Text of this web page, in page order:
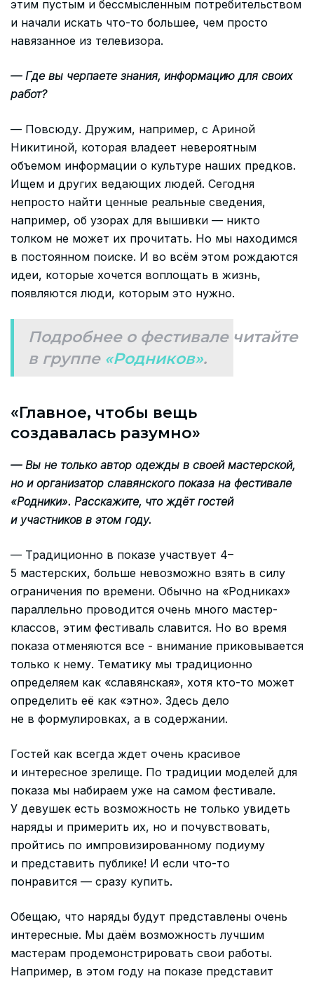
этим пустым и бессмысленным потребительством
и начали искать что-то большее, чем просто
навязанное из телевизора.
— Где вы черпаете знания, информацию для своих
работ?
— Повсюду. Дружим, например, с Ариной
Никитиной, которая владеет невероятным
объемом информации о культуре наших предков.
Ищем и других ведающих людей. Сегодня
непросто найти ценные реальные сведения,
например, об узорах для вышивки — никто
толком не может их прочитать. Но мы находимся
в постоянном поиске. И во всём этом рождаются
идеи, которые хочется воплощать в жизнь,
появляются люди, которым это нужно.
Подробнее о фестивале читайте
в группе «Родников».
«Главное, чтобы вещь
создавалась разумно»
— Вы не только автор одежды в своей мастерской,
но и организатор славянского показа на фестивале
«Родники». Расскажите, что ждёт гостей
и участников в этом году.
— Традиционно в показе участвует 4–
5 мастерских, больше невозможно взять в силу
ограничения по времени. Обычно на «Родниках»
параллельно проводится очень много мастер-
классов, этим фестиваль славится. Но во время
показа отменяются все - внимание приковывается
только к нему. Тематику мы традиционно
определяем как «славянская», хотя кто-то может
определить её как «этно». Здесь дело
не в формулировках, а в содержании.
Гостей как всегда ждет очень красивое
и интересное зрелище. По традиции моделей для
показа мы набираем уже на самом фестивале.
У девушек есть возможность не только увидеть
наряды и примерить их, но и почувствовать,
пройтись по импровизированному подиуму
и представить публике! И если что-то
понравится — сразу купить.
Обещаю, что наряды будут представлены очень
интересные. Мы даём возможность лучшим
мастерам продемонстрировать свои работы.
Например, в этом году на показе представит